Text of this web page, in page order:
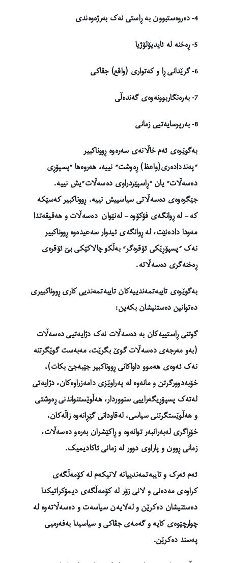
4- دەروەستبوون بە ڕاستی نەک بەرژەوەندی
5- ڕەخنە لە ئایدیۆلۆژیا
6- گرێدانی ڕا و کەتواری (واقع) جڤاکی
7- بەرەنگاربوونەوەی گەندەڵی
8- بەرپرسایەتیی زمانی
بەگوێرەی ئەم خاڵانەی سەرەوە ڕووناکبیر
“پەنددادەری(واعظ) ڕەوشت” نییە، هەروەها “پسپۆڕی
دەسەڵات” یان “ڕاسپێردراوی دەسەڵات”یش نییە.
جێگرەوەی دەسەڵاتی سیاسییش نییە. ڕووناکبیر کەسێکە
کە – لە ڕوانگەی فۆکۆوە – لەنێوان دەسەڵات و هەقیقەتدا
مەودا دادەنێت، لە ڕوانگەی ئیدوار سەعیدەوە ڕووناکبیر
نەک “پسپۆڕێکی ئۆقرەگر” بەڵکو چالاکێکی بێ ئۆقرەی
ڕەخنەگری دەسەڵاتە.
بەگوێرەی تایبەتمەندییەکان تایبەتمەندیی کاری ڕووناکبیری
دەتوانین دەستنیشان بکەین:
گوتنی ڕاستییەکان بە دەسەڵات نەک دژایەتیی دەسەڵات
(بەو مەرجەی دەسەڵات گوێ بگرێت، مەبەست گوێگرتنە
نەک ئەوەی هەموو داواکانی ڕووناکبیر جێبەجێ بکات)،
خۆبەدوورگرتن و مانەوە لە پەراوێزی دامەزراوەکان، دژایەتی
لەتەک پسپۆڕیگەراییی سنووردار، هەڵوێستنواندنی ڕەوشتی
و هەڵوێستگرتنی سیاسی، لەقاودانی گێڕانەوە زاڵەکان،
خۆڕاگری لەبەرانبەر توانەوە و ڕاکێشران بەرەو دەسەڵات،
زمانی ڕوون و پاراوی دوور لە زمانی ئاکادیمیک.
ئەم ئەرک و تایبەتمەندییانە لانیکەم لە کۆمەڵگەی
کراوەی مەدەنی و لانی زۆر لە کۆمەڵگەی دیمۆکراتیکدا
دەستنیشان دەکرێن و لەلایەن سیاسەت و دەسەڵاتەوە لە
چوارچێوەی کایە و گەمەی جڤاکی و سیاسیدا بەفەرمیی
پەسند دەکرێن.